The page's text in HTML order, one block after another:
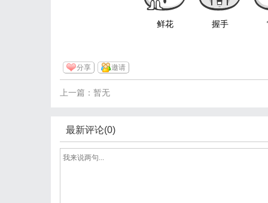
鲜花 握手
分享 邀请
上一篇：暂无
最新评论(0)